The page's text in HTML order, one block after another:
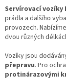
Servírovací vozíky
prádla a dalšího
provozech. Nabízíme
dvou různých
Vozíky jsou
přepravu. Pro
protinárazovými